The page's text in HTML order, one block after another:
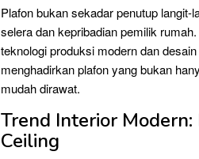
Plafon bukan sekadar penutup
selera dan kepribadian pemilik
teknologi produksi modern dan
menghadirkan plafon yang bukan
mudah dirawat.
Trend Interior
Ceiling